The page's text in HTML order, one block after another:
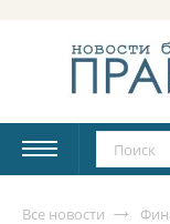
Все новости